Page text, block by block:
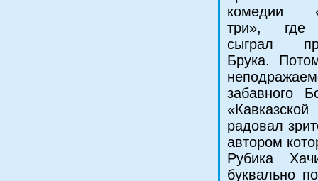
комедии
три», где
сыграл
Брука.
забавного
радовал
автором
Рубика
буквально